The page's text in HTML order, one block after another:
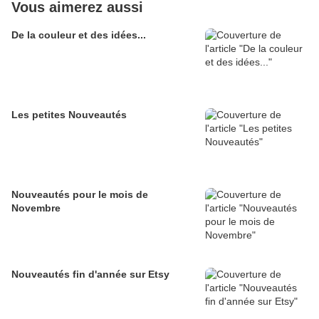
Vous aimerez aussi
De la couleur et des idées...
Les petites Nouveautés
Nouveautés pour le mois de
Novembre
Nouveautés fin d'année sur Etsy